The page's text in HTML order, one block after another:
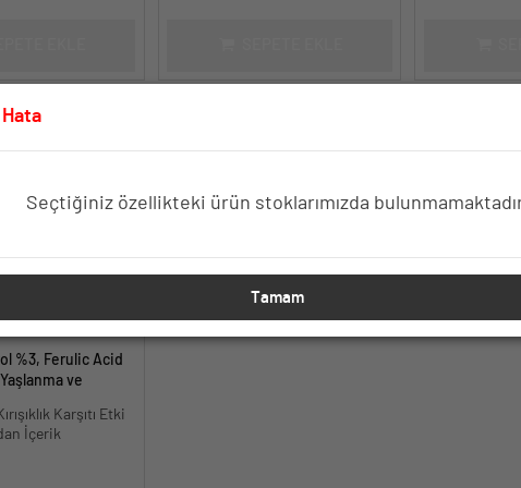
%3, Ferulic Acid
ve
Karşıtı Etki
İçerik
Hata
Seçtiğiniz özellikteki ürün stoklarımızda
Tamam